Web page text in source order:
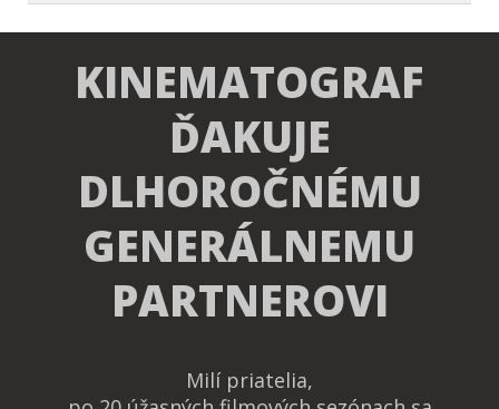
KINEMATOGRAF
ĎAKUJE
DLHOROČNÉMU
GENERÁLNEMU
PARTNEROVI
Milí priatelia,